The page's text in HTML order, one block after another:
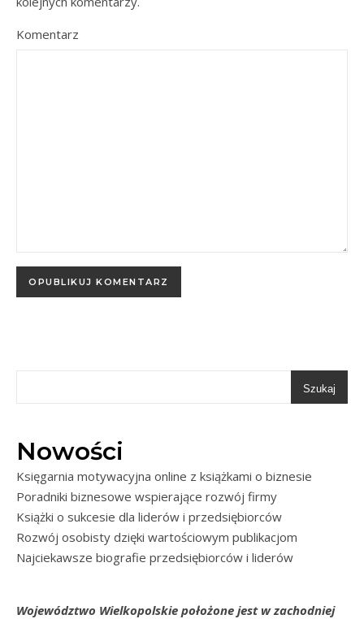
Komentarz
Szukaj
Nowości
Księgarnia motywacyjna online z książkami o biznesie
Poradniki biznesowe wspierające rozwój firmy
Książki o sukcesie dla liderów i przedsiębiorców
Rozwój osobisty dzięki wartościowym publikacjom
Najciekawsze biografie przedsiębiorców i liderów
Województwo Wielkopolskie położone jest w zachodniej